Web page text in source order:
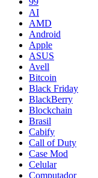
AI
AMD
Android
Apple
ASUS
Avell
Bitcoin
Black Friday
BlackBerry
Blockchain
Brasil
Cabify
Call of Duty
Case Mod
Celular
Computador